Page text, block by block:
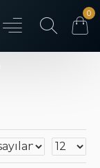
0